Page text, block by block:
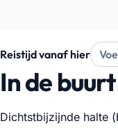
Reistijd vanaf hier
In de buurt
Dichtstbijzijnde halte